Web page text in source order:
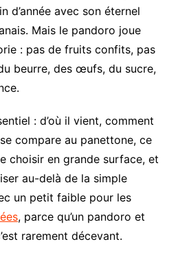
d’année avec son éternel
Mais le pandoro joue
: pas de fruits confits, pas
beurre, des œufs, du sucre,
: d’où il vient, comment
compare au panettone, ce
choisir en grande surface, et
au-delà de la simple
un petit faible pour les
, parce qu’un pandoro et
rarement décevant.